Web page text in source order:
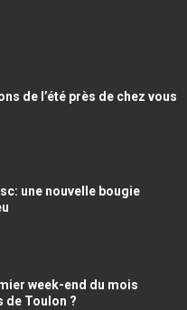
de l’été près de chez vous
une nouvelle bougie
week-end du mois
de Toulon ?